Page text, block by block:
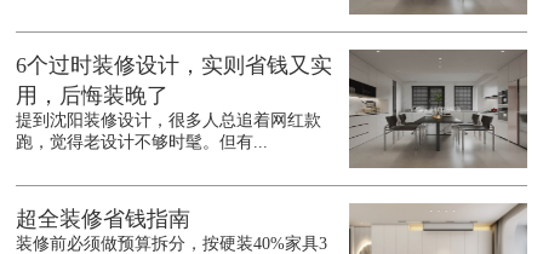
6个过时装修设计，实则省钱又实
用，后悔装晚了
提到沈阳装修设计，很多人总追着网红款
跑，觉得老设计不够时髦。但有...
超全装修省钱指南
装修前必须做预算拆分，按硬装40%家具3